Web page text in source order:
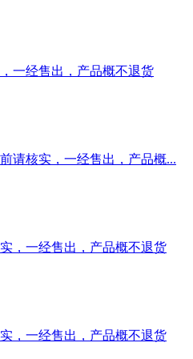
一经售出，产品概不退货
请核实，一经售出，产品概...
，一经售出，产品概不退货
，一经售出，产品概不退货